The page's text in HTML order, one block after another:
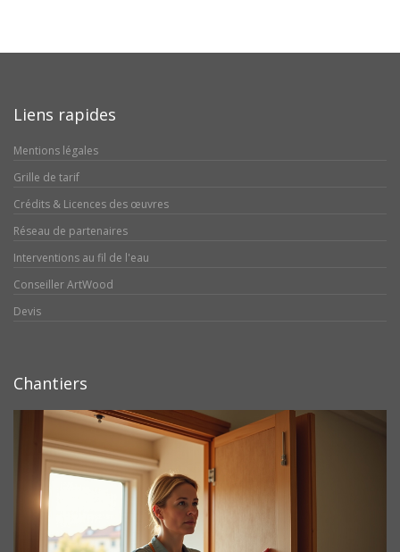
Liens rapides
Mentions légales
Grille de tarif
Crédits & Licences des œuvres
Réseau de partenaires
Interventions au fil de l'eau
Conseiller ArtWood
Devis
Chantiers